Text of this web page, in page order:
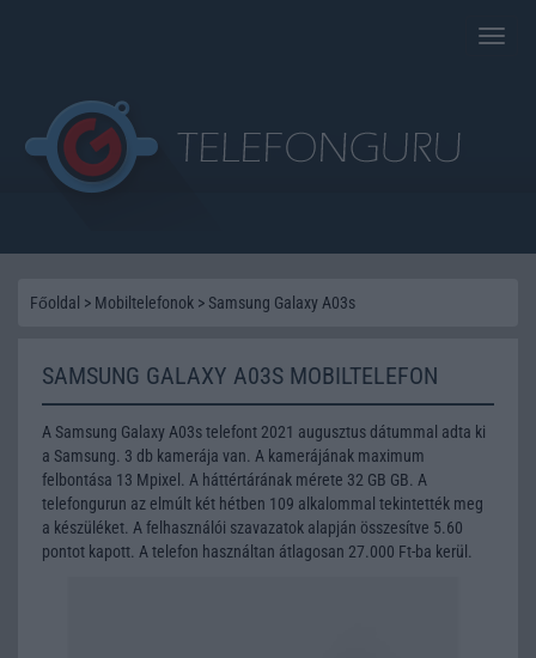
Toggle
Főoldal > Mobiltelefonok > Samsung Galaxy A03s
SAMSUNG GALAXY A03S MOBILTELEFON
A Samsung Galaxy A03s telefont 2021 augusztus dátummal adta ki
a Samsung. 3 db kamerája van. A kamerájának maximum
felbontása 13 Mpixel. A háttértárának mérete 32 GB GB. A
telefongurun az elmúlt két hétben 109 alkalommal tekintették meg
a készüléket. A felhasználói szavazatok alapján összesítve 5.60
pontot kapott. A telefon használtan átlagosan 27.000 Ft-ba kerül.